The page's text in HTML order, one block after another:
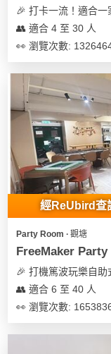
🎉 打卡一流！適合一
👥 適合 4 至 30 人
👀 瀏覽次數:
經ReUbird查
Party Room ∙ 觀塘
FreeMaker
🎉 打機篤波玩樂自助
👥 適合 6 至 40 人
👀 瀏覽次數: